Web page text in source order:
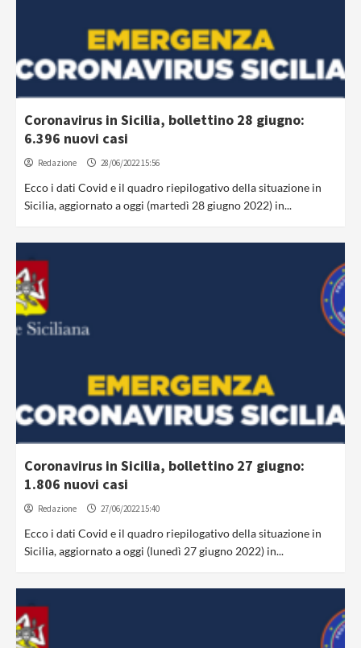
Coronavirus in Sicilia, bollettino 28 giugno:
6.396 nuovi casi
Redazione 28/06/2022 15:56
Ecco i dati Covid e il quadro riepilogativo della situazione in
Sicilia, aggiornato a oggi (martedì 28 giugno 2022) in...
Coronavirus in Sicilia, bollettino 27 giugno:
1.806 nuovi casi
Redazione 27/06/2022 15:40
Ecco i dati Covid e il quadro riepilogativo della situazione in
Sicilia, aggiornato a oggi (lunedì 27 giugno 2022) in...